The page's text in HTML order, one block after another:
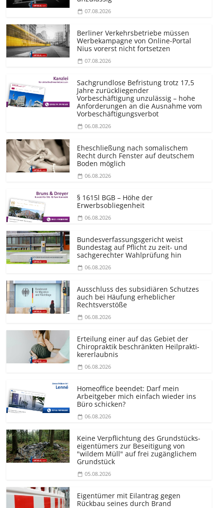
07.08.2026
Berliner Verkehrsbetriebe müssen
Werbekampagne von Online-Portal
Nius vorerst nicht fortsetzen
07.08.2026
Sachgrundlose Befristung trotz 17,5
Jahre zurückliegender
Vorbeschäftigung unzulässig – hohe
Anforderungen an die Ausnahme vom
Vorbeschäf­tigungsverbot
06.08.2026
Eheschließung nach somalischem
Recht durch Fenster auf deutschem
Boden möglich
06.08.2026
§ 1615l BGB – Höhe der
Erwerbsobliegenheit
06.08.2026
Bundesver­fassungsgericht weist
Bundestag auf Pflicht zu zeit- und
sachgerechter Wahlprüfung hin
06.08.2026
Ausschluss des subsidiären Schutzes
auch bei Häufung erheblicher
Rechtsverstöße
06.08.2026
Erteilung einer auf das Gebiet der
Chiropraktik beschränkten Heilprakti­
kererlaubnis
06.08.2026
Homeoffice beendet: Darf mein
Arbeitgeber mich einfach wieder ins
Büro schicken?
06.08.2026
Keine Verpflichtung des Grundstücks­
eigentümers zur Beseitigung von
"wildem Müll" auf frei zugänglichem
Grundstück
05.08.2026
Eigentümer mit Eilantrag gegen
Rückbau seines durch Brand